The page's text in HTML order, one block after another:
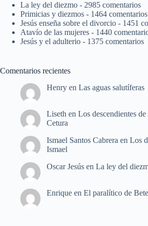
La ley del diezmo - 2985 comentarios
Primicias y diezmos - 1464 comentarios
Jesús enseña sobre el divorcio - 1451
Atavío de las mujeres - 1440
Jesús y el adulterio - 1375 comentarios
Comentarios recientes
Henry en Las aguas salutíferas
Liseth en Los descendientes
Cetura
Ismael Santos Cabrera en Los
Ismael
Oscar Jesús en La ley del
Enrique en El paralítico de